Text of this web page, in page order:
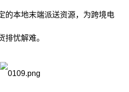
的本地末端派送资源，为跨境电
排忧解难。